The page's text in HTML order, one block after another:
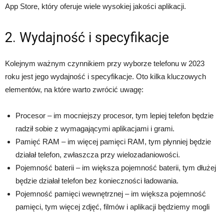
App Store, który oferuje wiele wysokiej jakości aplikacji.
2. Wydajność i specyfikacje
Kolejnym ważnym czynnikiem przy wyborze telefonu w 2023
roku jest jego wydajność i specyfikacje. Oto kilka kluczowych
elementów, na które warto zwrócić uwagę:
Procesor – im mocniejszy procesor, tym lepiej telefon będzie
radził sobie z wymagającymi aplikacjami i grami.
Pamięć RAM – im więcej pamięci RAM, tym płynniej będzie
działał telefon, zwłaszcza przy wielozadaniowości.
Pojemność baterii – im większa pojemność baterii, tym dłużej
będzie działał telefon bez konieczności ładowania.
Pojemność pamięci wewnętrznej – im większa pojemność
pamięci, tym więcej zdjęć, filmów i aplikacji będziemy mogli